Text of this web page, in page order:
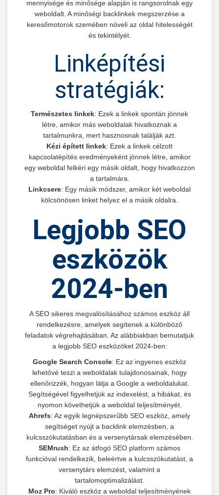
mennyisége és minősége alapján is rangsorolnak egy
weboldalt. A minőségi backlinkek megszerzése a
keresőmotorok szemében növeli az oldal hitelességét
és tekintélyét.
Linképítési
stratégiák:
Természetes linkek: Ezek a linkek spontán jönnek
létre, amikor más weboldalak hivatkoznak a
tartalmunkra, mert hasznosnak találják azt.
Kézi épített linkek: Ezek a linkek célzott
kapcsolatépítés eredményeként jönnek létre, amikor
egy weboldal felkéri egy másik oldalt, hogy hivatkozzon
a tartalmára.
Linkcsere: Egy másik módszer, amikor két weboldal
kölcsönösen linket helyez el a másik oldalra.
Legjobb SEO
eszközök
2024-ben
A SEO sikeres megvalósításához számos eszköz áll
rendelkezésre, amelyek segítenek a különböző
feladatok végrehajtásában. Az alábbiakban bemutatjuk
a legjobb SEO eszközöket 2024-ben:
Google Search Console: Ez az ingyenes eszköz
lehetővé teszi a weboldalak tulajdonosainak, hogy
ellenőrizzék, hogyan látja a Google a weboldalukat.
Segítségével figyelhetjük az indexelést, a hibákat, és
nyomon követhetjük a weboldal teljesítményét.
Ahrefs: Az egyik legnépszerűbb SEO eszköz, amely
segítséget nyújt a backlink elemzésben, a
kulcsszókutatásban és a versenytársak elemzésében.
SEMrush: Ez az átfogó SEO platform számos
funkcióval rendelkezik, beleértve a kulcsszókutatást, a
versenytárs elemzést, valamint a
tartalomoptimalizálást.
Moz Pro: Kiváló eszköz a weboldal teljesítményének